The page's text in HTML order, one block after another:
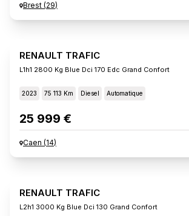
Brest (29)
RENAULT TRAFIC
L1h1 2800 Kg Blue Dci 170 Edc Grand Confort
2023 75 113 Km Diesel Automatique
25 999 €
Caen (14)
RENAULT TRAFIC
L2h1 3000 Kg Blue Dci 130 Grand Confort